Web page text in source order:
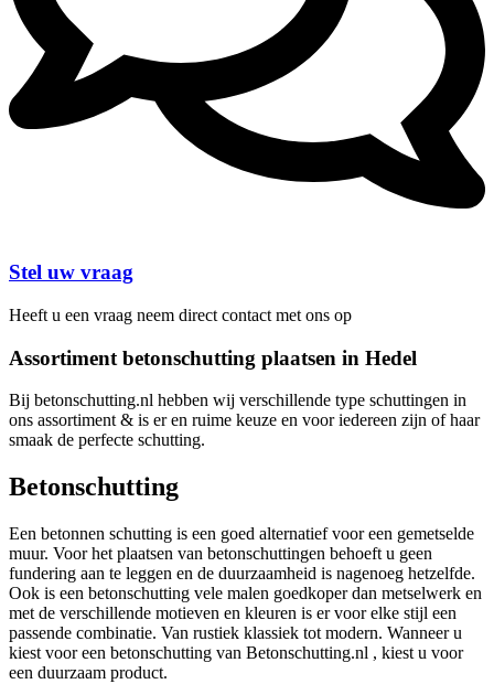
Stel uw vraag
Heeft u een vraag neem direct contact met ons op
Assortiment betonschutting plaatsen in Hedel
Bij betonschutting.nl hebben wij verschillende type schuttingen in
ons assortiment & is er en ruime keuze en voor iedereen zijn of haar
smaak de perfecte schutting.
Betonschutting
Een betonnen schutting is een goed alternatief voor een gemetselde
muur. Voor het plaatsen van betonschuttingen behoeft u geen
fundering aan te leggen en de duurzaamheid is nagenoeg hetzelfde.
Ook is een betonschutting vele malen goedkoper dan metselwerk en
met de verschillende motieven en kleuren is er voor elke stijl een
passende combinatie. Van rustiek klassiek tot modern. Wanneer u
kiest voor een betonschutting van Betonschutting.nl , kiest u voor
een duurzaam product.